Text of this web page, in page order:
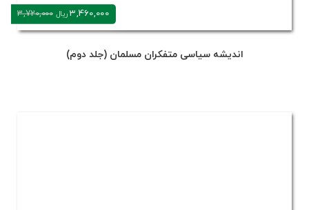
3,460,000ریال 3,720,000
اندیشه سیاسی متفکران مسلمان (جلد دوم)